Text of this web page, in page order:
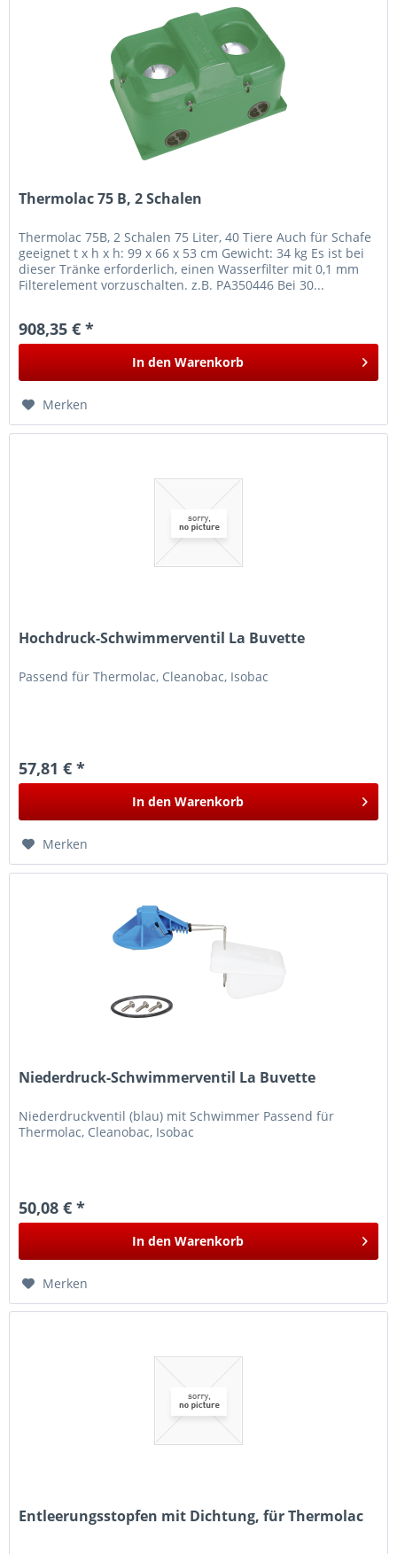
Thermolac 75 B, 2 Schalen
Thermolac 75B, 2 Schalen 75 Liter, 40 Tiere Auch für Schafe
geeignet t x h x h: 99 x 66 x 53 cm Gewicht: 34 kg Es ist bei
dieser Tränke erforderlich, einen Wasserfilter mit 0,1 mm
Filterelement vorzuschalten. z.B. PA350446 Bei 30...
908,35 € *
In den Warenkorb
Merken
Hochdruck-Schwimmerventil La Buvette
Passend für Thermolac, Cleanobac, Isobac
57,81 € *
In den Warenkorb
Merken
Niederdruck-Schwimmerventil La Buvette
Niederdruckventil (blau) mit Schwimmer Passend für
Thermolac, Cleanobac, Isobac
50,08 € *
In den Warenkorb
Merken
Entleerungsstopfen mit Dichtung, für Thermolac